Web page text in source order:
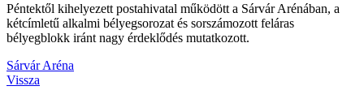
Péntektől kihelyezett postahivatal működött a Sárvár Arénában, a
kétcímletű alkalmi bélyegsorozat és sorszámozott feláras
bélyegblokk iránt nagy érdeklődés mutatkozott.
Sárvár Aréna
Vissza